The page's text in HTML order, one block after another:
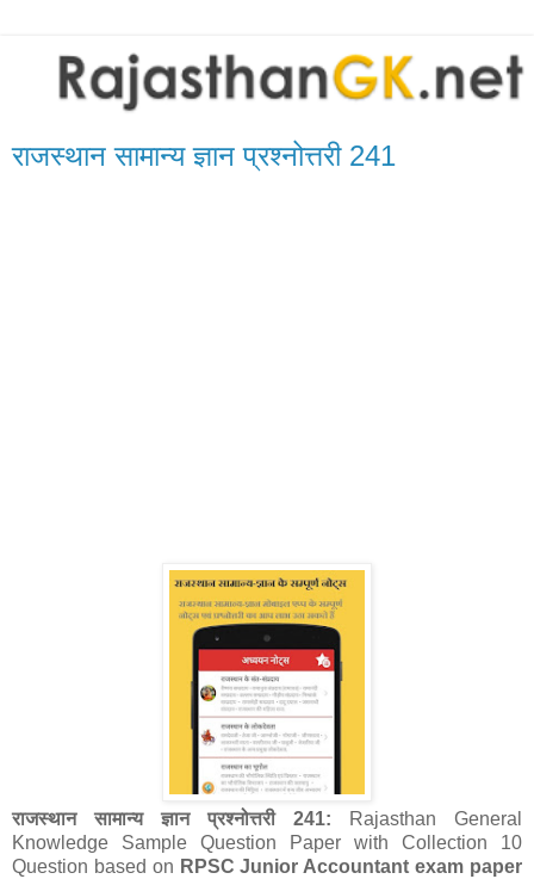
राजस्थान सामान्य ज्ञान प्रश्नोत्तरी 241
राजस्थान सामान्य ज्ञान प्रश्नोत्तरी 241: Rajasthan General
Knowledge Sample Question Paper with Collection 10
Question based on RPSC Junior Accountant exam paper